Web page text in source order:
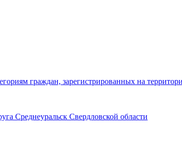
граждан, зарегистрированных на
Среднеуральск Свердловской области